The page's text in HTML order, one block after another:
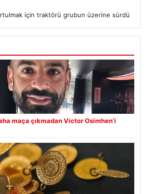
için traktörü grubun üzerine sürdü
maça çıkmadan Victor Osimhen’i